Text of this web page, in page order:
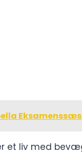
et liv med